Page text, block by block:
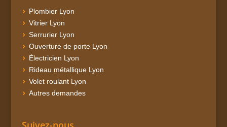
Plombier Lyon
Vitrier Lyon
Serrurier Lyon
Ouverture de porte Lyon
Électricien Lyon
Rideau métallique Lyon
Volet roulant Lyon
Autres demandes